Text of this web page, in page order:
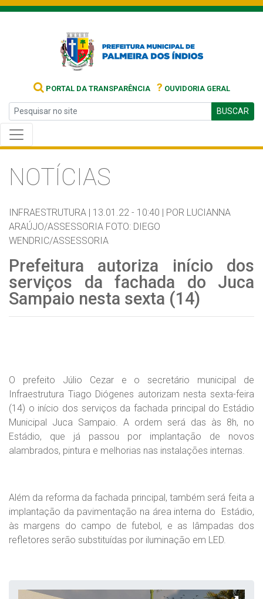
PORTAL DA TRANSPARÊNCIA ? OUVIDORIA GERAL
BUSCAR
NOTÍCIAS
INFRAESTRUTURA | 13.01.22 - 10:40 | POR LUCIANNA
ARAÚJO/ASSESSORIA FOTO: DIEGO
WENDRIC/ASSESSORIA
Prefeitura autoriza início dos
serviços da fachada do Juca
Sampaio nesta sexta (14)
O prefeito Júlio Cezar e o secretário municipal de
Infraestrutura Tiago Diógenes autorizam nesta sexta-feira
(14) o início dos serviços da fachada principal do Estádio
Municipal Juca Sampaio. A ordem será das às 8h, no
Estádio, que já passou por implantação de novos
alambrados, pintura e melhorias nas instalações internas.
Além da reforma da fachada principal, também será feita a
implantação da pavimentação na área interna do Estádio,
às margens do campo de futebol, e as lâmpadas dos
refletores serão substituídas por iluminação em LED.